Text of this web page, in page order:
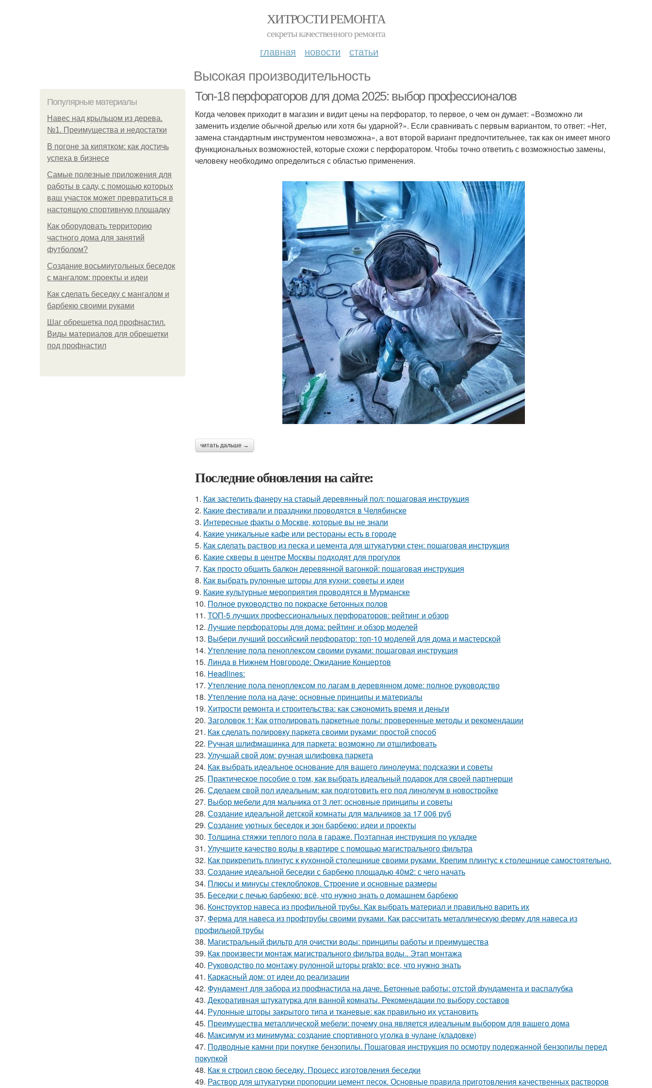
ХИТРОСТИ РЕМОНТА
секреты качественного ремонта
главная новости статьи
Высокая производительность
Популярные материалы
Навес над крыльцом из дерева.
№1. Преимущества и недостатки
В погоне за кипятком: как достичь
успеха в бизнесе
Самые полезные приложения для
работы в саду, с помощью которых
ваш участок может превратиться в
настоящую спортивную площадку
Как оборудовать территорию
частного дома для занятий
футболом?
Создание восьмиугольных беседок
с мангалом: проекты и идеи
Как сделать беседку с мангалом и
барбекю своими руками
Шаг обрешетка под профнастил.
Виды материалов для обрешетки
под профнастил
Топ-18 перфораторов для дома 2025: выбор профессионалов
Когда человек приходит в магазин и видит цены на перфоратор, то первое, о чем он думает: «Возможно ли
заменить изделие обычной дрелью или хотя бы ударной?». Если сравнивать с первым вариантом, то ответ: «Нет,
замена стандартным инструментом невозможна», а вот второй вариант предпочтительнее, так как он имеет много
функциональных возможностей, которые схожи с перфоратором. Чтобы точно ответить с возможностью замены,
человеку необходимо определиться с областью применения.
читать дальше →
Последние обновления на сайте:
1. Как застелить фанеру на старый деревянный пол: пошаговая инструкция
2. Какие фестивали и праздники проводятся в Челябинске
3. Интересные факты о Москве, которые вы не знали
4. Какие уникальные кафе или рестораны есть в городе
5. Как сделать раствор из песка и цемента для штукатурки стен: пошаговая инструкция
6. Какие скверы в центре Москвы подходят для прогулок
7. Как просто обшить балкон деревянной вагонкой: пошаговая инструкция
8. Как выбрать рулонные шторы для кухни: советы и идеи
9. Какие культурные мероприятия проводятся в Мурманске
10. Полное руководство по покраске бетонных полов
11. ТОП-5 лучших профессиональных перфораторов: рейтинг и обзор
12. Лучшие перфораторы для дома: рейтинг и обзор моделей
13. Выбери лучший российский перфоратор: топ-10 моделей для дома и мастерской
14. Утепление пола пеноплексом своими руками: пошаговая инструкция
15. Линда в Нижнем Новгороде: Ожидание Концертов
16. Headlines:
17. Утепление пола пеноплексом по лагам в деревянном доме: полное руководство
18. Утепление пола на даче: основные принципы и материалы
19. Хитрости ремонта и строительства: как сэкономить время и деньги
20. Заголовок 1: Как отполировать паркетные полы: проверенные методы и рекомендации
21. Как сделать полировку паркета своими руками: простой способ
22. Ручная шлифмашинка для паркета: возможно ли отшлифовать
23. Улучшай свой дом: ручная шлифовка паркета
24. Как выбрать идеальное основание для вашего линолеума: подсказки и советы
25. Практическое пособие о том, как выбрать идеальный подарок для своей партнерши
26. Сделаем свой пол идеальным: как подготовить его под линолеум в новостройке
27. Выбор мебели для мальчика от 3 лет: основные принципы и советы
28. Создание идеальной детской комнаты для мальчиков за 17 006 руб
29. Создание уютных беседок и зон барбекю: идеи и проекты
30. Толщина стяжки теплого пола в гараже. Поэтапная инструкция по укладке
31. Улучшите качество воды в квартире с помощью магистрального фильтра
32. Как прикрепить плинтус к кухонной столешнице своими руками. Крепим плинтус к столешнице самостоятельно.
33. Создание идеальной беседки с барбекю площадью 40м2: с чего начать
34. Плюсы и минусы стеклоблоков. Строение и основные размеры
35. Беседки с печью барбекю: всё, что нужно знать о домашнем барбекю
36. Конструктор навеса из профильной трубы. Как выбрать материал и правильно варить их
37. Ферма для навеса из профтрубы своими руками. Как рассчитать металлическую ферму для навеса из
профильной трубы
38. Магистральный фильтр для очистки воды: принципы работы и преимущества
39. Как произвести монтаж магистрального фильтра воды.. Этап монтажа
40. Руководство по монтажу рулонной шторы prakto: все, что нужно знать
41. Каркасный дом: от идеи до реализации
42. Фундамент для забора из профнастила на даче. Бетонные работы: отстой фундамента и распалубка
43. Декоративная штукатурка для ванной комнаты. Рекомендации по выбору составов
44. Рулонные шторы закрытого типа и тканевые: как правильно их установить
45. Преимущества металлической мебели: почему она является идеальным выбором для вашего дома
46. Максимум из минимума: создание спортивного уголка в чулане (кладовке)
47. Подводные камни при покупке бензопилы. Пошаговая инструкция по осмотру подержанной бензопилы перед
покупкой
48. Как я строил свою беседку. Процесс изготовления беседки
49. Раствор для штукатурки пропорции цемент песок. Основные правила приготовления качественных растворов